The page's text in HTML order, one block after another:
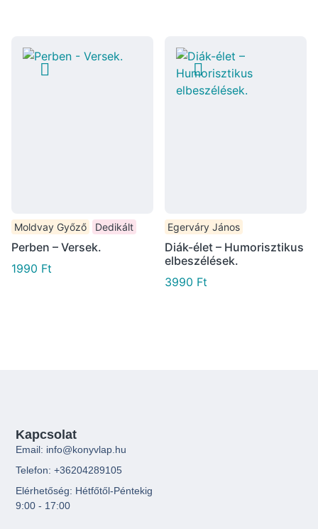
Moldvay Győző Dedikált
Perben – Versek.
1990 Ft
Egerváry János
Diák-élet – Humorisztikus
elbeszélések.
3990 Ft
Kapcsolat
Email: info@konyvlap.hu
Telefon: +36204289105
Elérhetőség: Hétfőtől-Péntekig
9:00 - 17:00